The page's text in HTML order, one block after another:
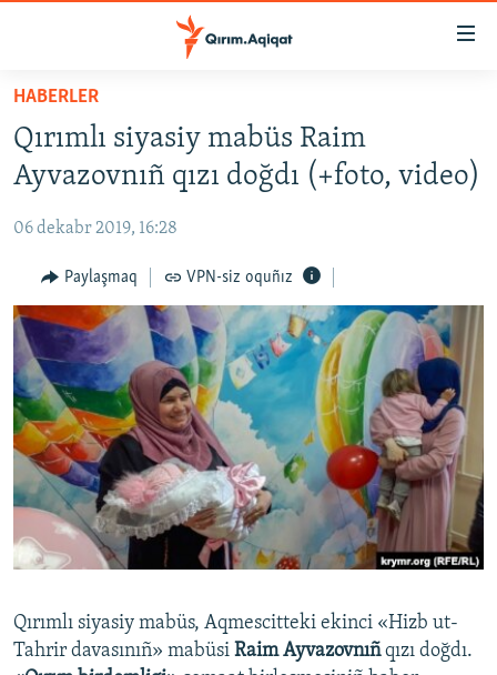
Esas
qaytmaq
Baş
navigatsiyağa
qaytmaq
qaytmaq
HABERLER
SİYASET
İQTİSADİYAT
CEMİYET
MEDENİYET
İNSAN AQLARI
VİDEO
SÜRET
BLOGLAR
FİKİR
Русский
Українською
QOŞULIÑIZ!
HABERLER
Qırımlı siyasiy mabüs Raim
Ayvazovnıñ qızı doğdı (+foto, video)
06 dekabr 2019, 16:28
Paylaşmaq VPN-siz oquñız
Qırımlı siyasiy mabüs, Aqmescitteki ekinci «Hizb ut-
Tahrir davasınıñ» mabüsi Raim Ayvazovnıñqızı doğdı.